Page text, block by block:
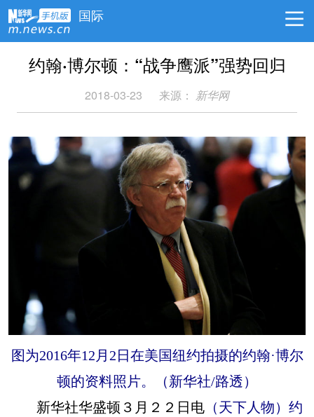
国际
约翰·博尔顿：“战争鹰派”强势回归
2018-03-23 来源： 新华网
图为2016年12月2日在美国纽约拍摄的约翰·博尔
顿的资料照片。（新华社/路透）
新华社华盛顿３月２２日电 （天下人物）约